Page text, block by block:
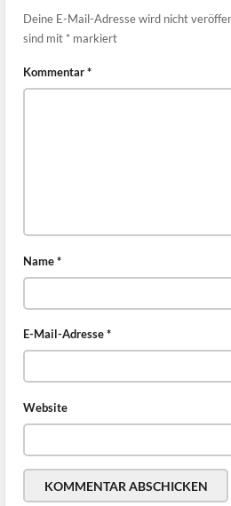
Deine E-Mail-Adresse wird nicht
sind mit * markiert
Kommentar*
Name*
E-Mail-Adresse*
Website